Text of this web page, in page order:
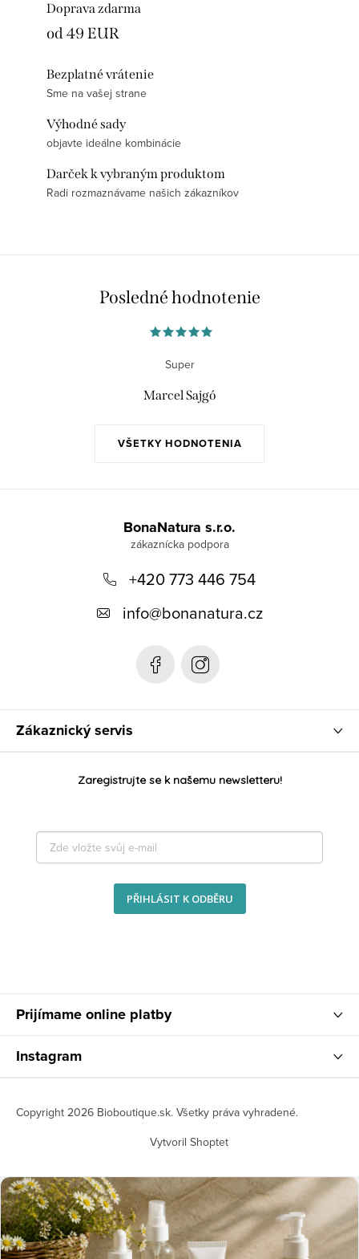
Doprava zdarma
od 49 EUR
Bezplatné vrátenie
Sme na vašej strane
Výhodné sady
objavte ideálne kombinácie
Darček k vybraným produktom
Radi rozmaznávame našich zákazníkov
Posledné hodnotenie
VŠETKY HODNOTENIA
Super
Marcel Sajgó
Zákaznický servis
BonaNatura s.r.o.
+420 773 446 754
info@bonanatura.cz
Zaregistrujte se k našemu newsletteru!
PŘIHLÁSIT K ODBĚRU
Prijímame online platby
Instagram
Vytvoril Shoptet
Copyright 2026 Bioboutique.sk. Všetky práva vyhradené.